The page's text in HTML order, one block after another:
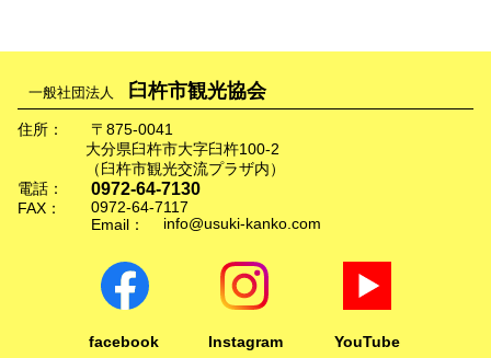
一般社団法人 臼杵市観光協会
住所：
〒875-0041
大分県臼杵市大字臼杵100-2
（臼杵市観光交流プラザ内）
電話：
0972-64-7130
FAX：
0972-64-7117
Email：
info@usuki-kanko.com
facebook Instagram YouTube